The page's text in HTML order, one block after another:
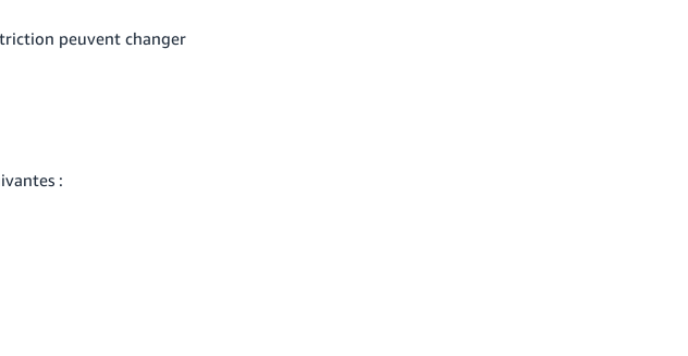
peuvent changer
: